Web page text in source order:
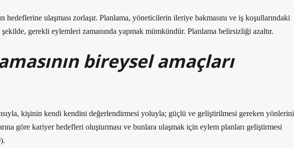
hedeflerine ulaşması zorlaşır. Planlama, yöneticilerin ileriye bakmasını ve iş koşullarındaki
gerekli eylemleri zamanında yapmak mümkündür. Planlama belirsizliği azaltır.
bireysel amaçları
kişinin kendi kendini değerlendirmesi yoluyla; güçlü ve geliştirilmesi gereken yönlerini
göre kariyer hedefleri oluşturması ve bunlara ulaşmak için eylem planları geliştirmesi